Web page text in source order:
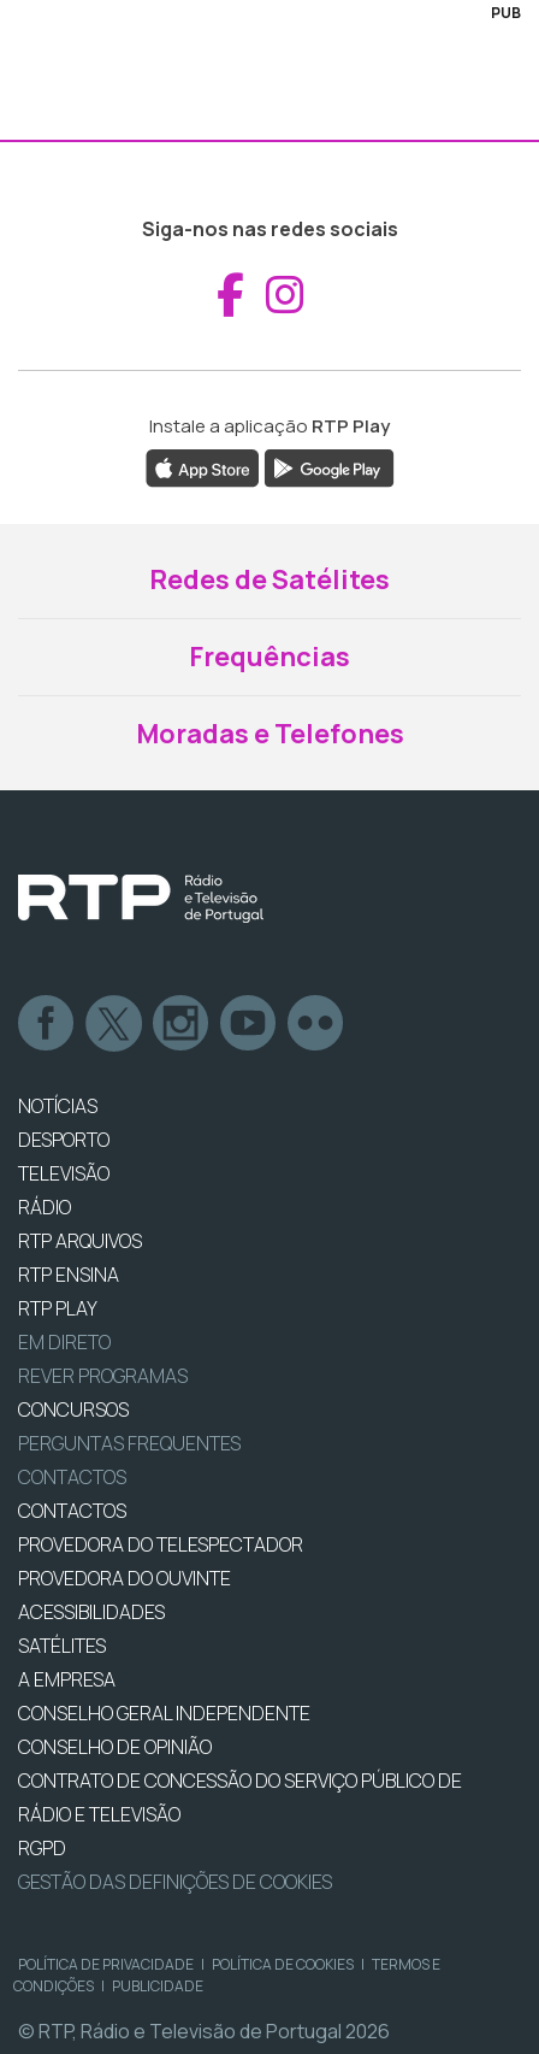
PUB
Siga-nos nas redes sociais
Aceder ao
Instale a aplicação RTP Play
Redes de Satélites
Frequências
Moradas e Telefones
NOTÍCIAS
DESPORTO
TELEVISÃO
RÁDIO
RTP ARQUIVOS
RTP ENSINA
RTP PLAY
EM DIRETO
REVER PROGRAMAS
CONCURSOS
PERGUNTAS FREQUENTES
CONTACTOS
CONTACTOS
PROVEDORA DO TELESPECTADOR
PROVEDORA DO OUVINTE
ACESSIBILIDADES
SATÉLITES
A EMPRESA
CONSELHO GERAL INDEPENDENTE
CONSELHO DE OPINIÃO
CONTRATO DE CONCESSÃO DO SERVIÇO PÚBLICO DE
RÁDIO E TELEVISÃO
RGPD
GESTÃO DAS DEFINIÇÕES DE COOKIES
POLÍTICA DE PRIVACIDADE | POLÍTICA DE COOKIES | TERMOS E
CONDIÇÕES | PUBLICIDADE
© RTP, Rádio e Televisão de Portugal 2026